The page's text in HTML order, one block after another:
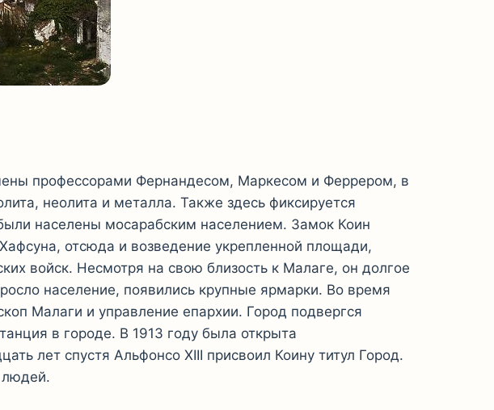
профессорами Фернандесом, Маркесом и Феррером, в
неолита и металла. Также здесь фиксируется
населены мосарабским населением. Замок Коин
отсюда и возведение укрепленной площади,
войск. Несмотря на свою близость к Малаге, он долгое
население, появились крупные ярмарки. Во время
Малаги и управление епархии. Город подвергся
в городе. В 1913 году была открыта
лет спустя Альфонсо XIII присвоил Коину титул Город.
людей.